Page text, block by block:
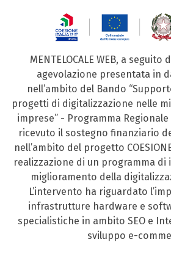
MENTELOCALE WEB, a
agevolazione presentata in
nell’ambito del Bando
progetti di digitalizzazione nelle
imprese” - Programma Regionale
ricevuto il sostegno finanziario
nell’ambito del progetto
realizzazione di un programma
miglioramento della
L’intervento ha riguardato
infrastrutture hardware e
specialistiche in ambito SEO e
sviluppo e-